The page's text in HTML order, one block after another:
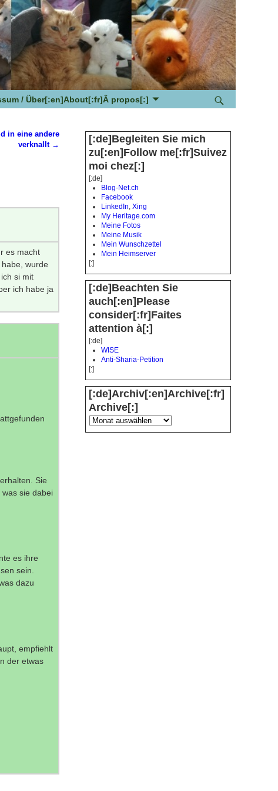
/ Über[:en]About[:fr]Â propos[:]
in eine andere
verknallt →
es macht
wurde
si mit
ich habe ja
Sie
sie dabei
es ihre
sein.
dazu
empfiehlt
der etwas
[:de]Begleiten Sie mich
zu[:en]Follow me[:fr]Suivez
moi chez[:]
[:de]
Blog-Net.ch
Facebook
LinkedIn,Xing
My Heritage.com
Meine Fotos
Meine Musik
Mein Wunschzettel
Mein Heimserver
[:]
[:de]Beachten Sie
auch[:en]Please
consider[:fr]Faites
attention à[:]
[:de]
WISE
Anti-Sharia-Petition
[:]
[:de]Archiv[:en]Archive[:fr]
Archive[:]